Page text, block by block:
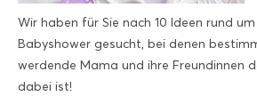
Wir haben für Sie nach 10 Ideen rund
Babyshower gesucht, bei denen
werdende Mama und ihre Freundinnen
dabei ist!